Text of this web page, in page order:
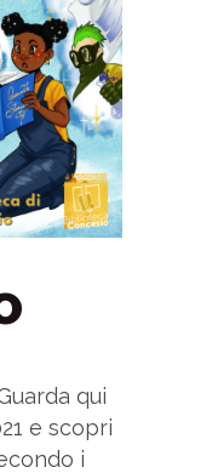
qui
e scopri
i